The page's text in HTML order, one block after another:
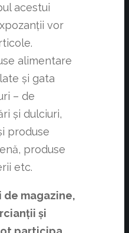
acestui
vor
alimentare
și gata
– de
și dulciuri,
produse
produse
etc.
magazine,
și